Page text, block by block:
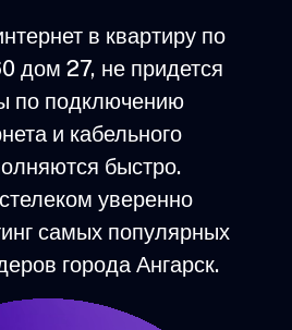
в квартиру по
дом 27, не придется
по подключению
и кабельного
быстро.
уверенно
самых популярных
города Ангарск.